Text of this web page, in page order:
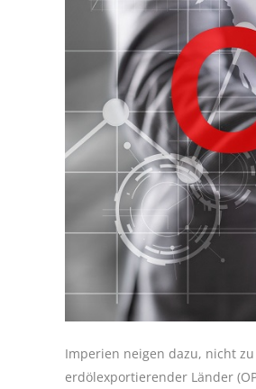
Imperien neigen dazu, nicht
erdölexportierender Länder